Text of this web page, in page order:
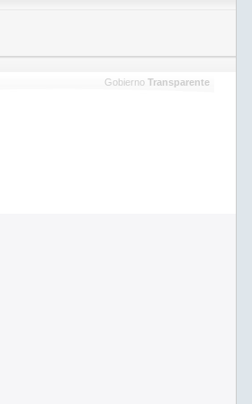
Gobierno Transparente